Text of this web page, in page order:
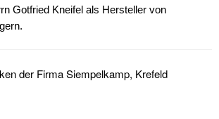
Gotfried Kneifel als Hersteller von
der Firma Siempelkamp, Krefeld